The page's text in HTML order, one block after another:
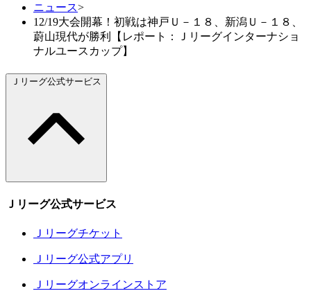
ニュース>
12/19大会開幕！初戦は神戸Ｕ－１８、新潟Ｕ－１８、
蔚山現代が勝利【レポート：Ｊリーグインターナショ
ナルユースカップ】
Ｊリーグ公式サービス
Ｊリーグ公式サービス
Ｊリーグチケット
Ｊリーグ公式アプリ
Ｊリーグオンラインストア